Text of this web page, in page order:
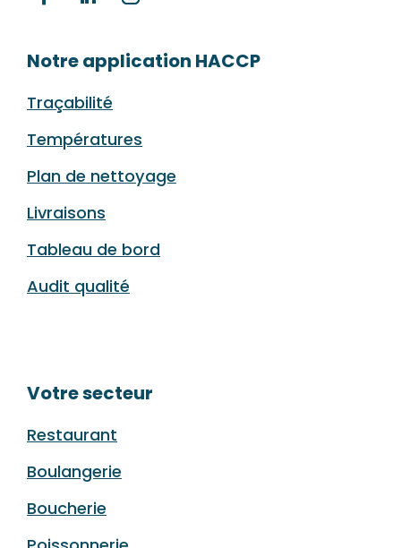
Notre application HACCP
Traçabilité
Températures
Plan de nettoyage
Livraisons
Tableau de bord
Audit qualité
Votre secteur
Restaurant
Boulangerie
Boucherie